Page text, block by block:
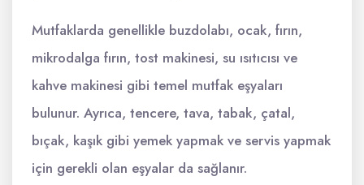
Mutfaklarda genellikle buzdolabı, ocak, fırın,
mikrodalga fırın, tost makinesi, su ısıtıcısı ve
kahve makinesi gibi temel mutfak eşyaları
bulunur. Ayrıca, tencere, tava, tabak, çatal,
bıçak, kaşık gibi yemek yapmak ve servis yapmak
için gerekli olan eşyalar da sağlanır.